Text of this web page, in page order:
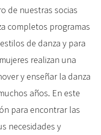
de nuestras socias
completos programas
de danza y para
realizan una
y enseñar la danza
años. En este
para encontrar las
necesidades y